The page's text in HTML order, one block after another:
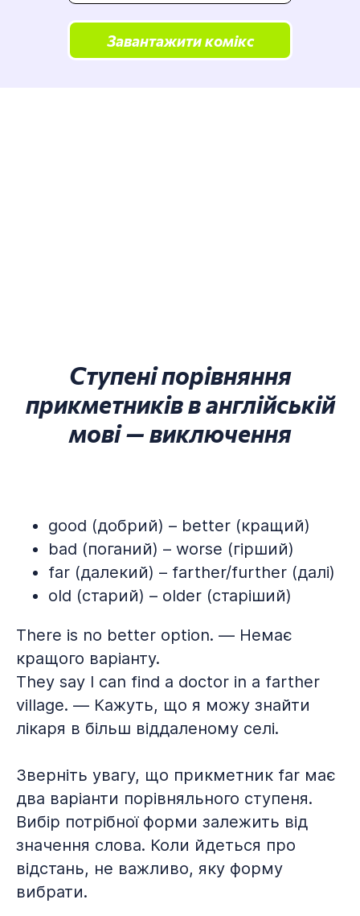
Завантажити комікс
Ступені порівняння
прикметників в англійській
мові — виключення
good (добрий) – better (кращий)
bad (поганий) – worse (гірший)
far (далекий) – farther/further (далі)
old (старий) – older (старіший)
There is no better option. — Немає
кращого варіанту.
They say I can find a doctor in a farther
village. — Кажуть, що я можу знайти
лікаря в більш віддаленому селі.
Зверніть увагу, що прикметник far має
два варіанти порівняльного ступеня.
Вибір потрібної форми залежить від
значення слова. Коли йдеться про
відстань, не важливо, яку форму
вибрати.